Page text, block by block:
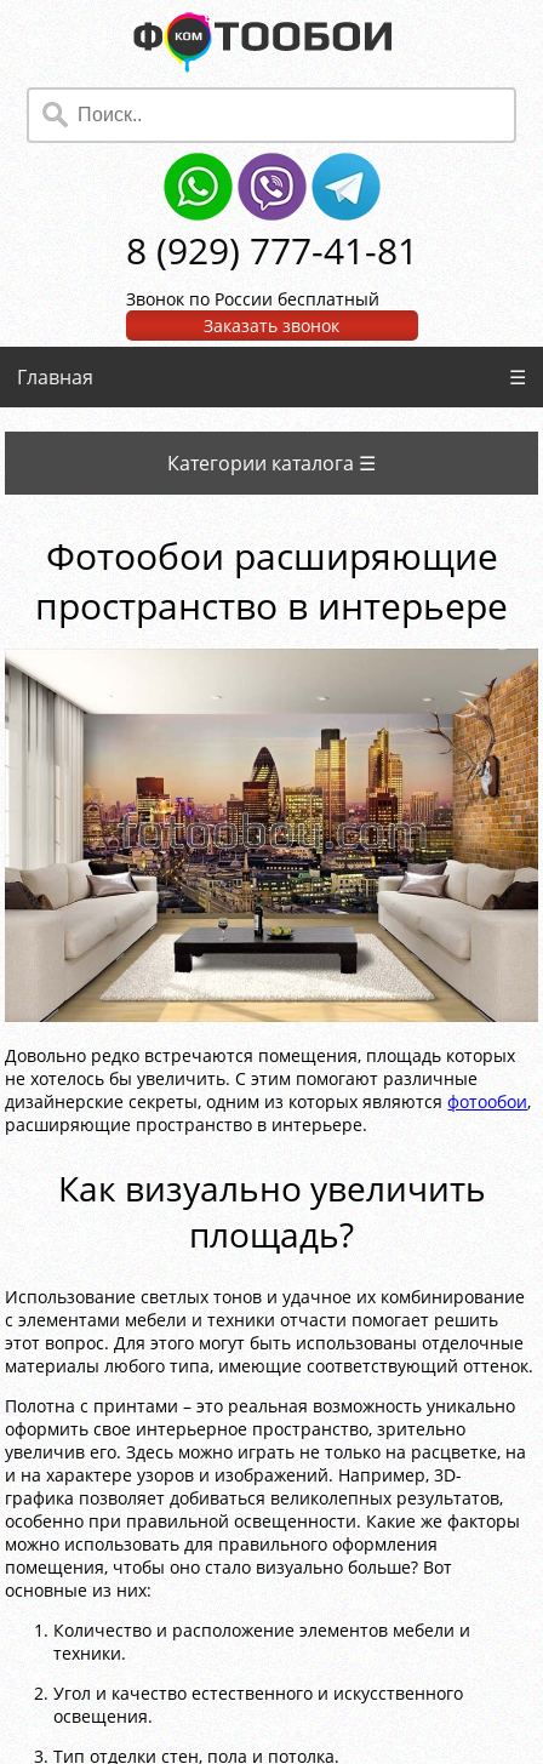
8 (929) 777-41-81
Звонок по России бесплатный
Заказать звонок
Главная ☰
Категории каталога ☰
Фотообои расширяющие
пространство в интерьере
Довольно редко встречаются помещения, площадь которых
не хотелось бы увеличить. С этим помогают различные
дизайнерские секреты, одним из которых являютсяфотообои,
расширяющие пространство в интерьере.
Как визуально увеличить
площадь?
Использование светлых тонов и удачное их комбинирование
с элементами мебели и техники отчасти помогает решить
этот вопрос. Для этого могут быть использованы отделочные
материалы любого типа, имеющие соответствующий оттенок.
Полотна с принтами – это реальная возможность уникально
оформить свое интерьерное пространство, зрительно
увеличив его. Здесь можно играть не только на расцветке, на
и на характере узоров и изображений. Например, 3D-
графика позволяет добиваться великолепных результатов,
особенно при правильной освещенности. Какие же факторы
можно использовать для правильного оформления
помещения, чтобы оно стало визуально больше? Вот
основные из них:
Количество и расположение элементов мебели и
техники.
Угол и качество естественного и искусственного
освещения.
Тип отделки стен, пола и потолка.